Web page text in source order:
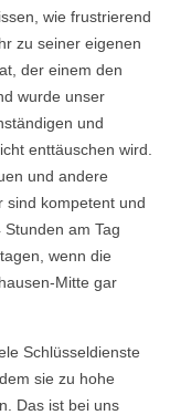
wie frustrierend
zu seiner eigenen
der einem den
wurde unser
und
enttäuschen wird.
und andere
sind kompetent und
am Tag
wenn die
Mitte gar
Schlüsseldienste
sie zu hohe
Das ist bei uns